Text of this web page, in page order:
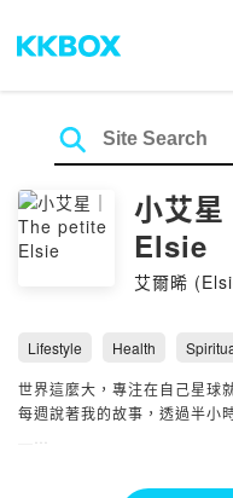
小艾
Elsie
艾爾晞
Lifestyle Health
世界這麼大，專注在自己星球
每週說著我的故事，透過半小
thepetiteelsie@gmail.com